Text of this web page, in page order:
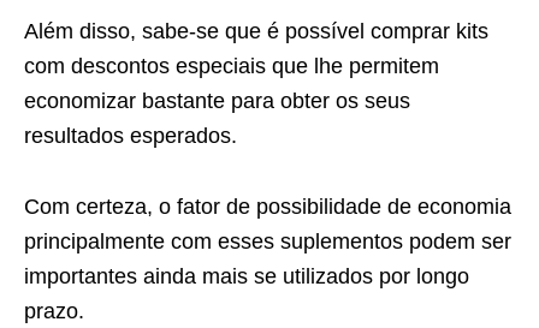
Além disso, sabe-se que é possível comprar kits
com descontos especiais que lhe permitem
economizar bastante para obter os seus
resultados esperados.
Com certeza, o fator de possibilidade de economia
principalmente com esses suplementos podem ser
importantes ainda mais se utilizados por longo
prazo.